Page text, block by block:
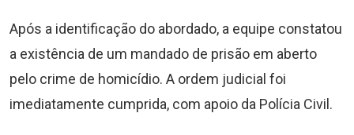
Após a identificação do abordado, a equipe constatou
a existência de um mandado de prisão em aberto
pelo crime de homicídio. A ordem judicial foi
imediatamente cumprida, com apoio da Polícia Civil.